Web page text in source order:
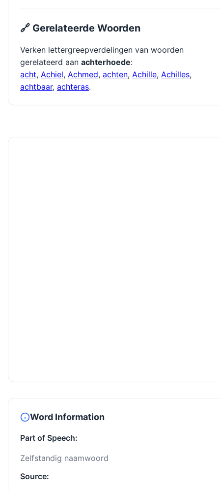
🔗 Gerelateerde Woorden
Verken lettergreepverdelingen van woorden
gerelateerd aan achterhoede:
acht, Achiel, Achmed, achten, Achille, Achilles,
achtbaar, achteras.
Word Information
Part of Speech:
Zelfstandig naamwoord
Source: